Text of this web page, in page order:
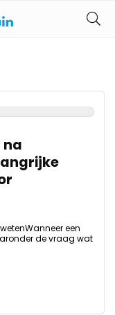
na
een
de vraag wat